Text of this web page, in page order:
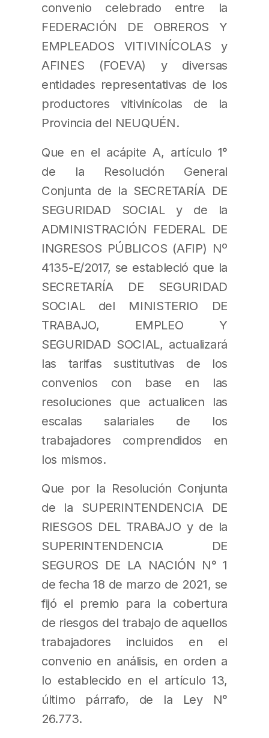
convenio celebrado entre la
FEDERACIÓN DE OBREROS Y
EMPLEADOS VITIVINÍCOLAS y
AFINES (FOEVA) y diversas
entidades representativas de los
productores vitivinícolas de la
Provincia del NEUQUÉN.
Que en el acápite A, artículo 1°
de la Resolución General
Conjunta de la SECRETARÍA DE
SEGURIDAD SOCIAL y de la
ADMINISTRACIÓN FEDERAL DE
INGRESOS PÚBLICOS (AFIP) Nº
4135-E/2017, se estableció que la
SECRETARÍA DE SEGURIDAD
SOCIAL del MINISTERIO DE
TRABAJO, EMPLEO Y
SEGURIDAD SOCIAL, actualizará
las tarifas sustitutivas de los
convenios con base en las
resoluciones que actualicen las
escalas salariales de los
trabajadores comprendidos en
los mismos.
Que por la Resolución Conjunta
de la SUPERINTENDENCIA DE
RIESGOS DEL TRABAJO y de la
SUPERINTENDENCIA DE
SEGUROS DE LA NACIÓN N° 1
de fecha 18 de marzo de 2021, se
fijó el premio para la cobertura
de riesgos del trabajo de aquellos
trabajadores incluidos en el
convenio en análisis, en orden a
lo establecido en el artículo 13,
último párrafo, de la Ley N°
26.773.